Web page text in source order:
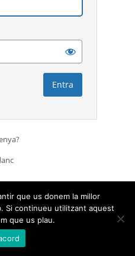
que us donem la millor
Si continueu utilitzant aquest
que us plau.